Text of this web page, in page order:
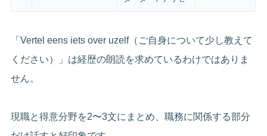
「Vertel eens iets over uzelf（ご自身について少し教えて
ください）」は経歴の朗読を求めているわけではありま
せん。
現職と得意分野を2〜3文にまとめ、職務に関係する部分